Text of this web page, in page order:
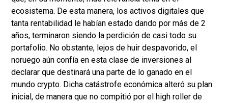
ecosistema. De esta manera, los activos digitales que
tanta rentabilidad le habían estado dando por más de 2
años, terminaron siendo la perdición de casi todo su
portafolio. No obstante, lejos de huir despavorido, el
noruego aún confía en esta clase de inversiones al
declarar que destinará una parte de lo ganado en el
mundo crypto. Dicha catástrofe económica alteró su plan
inicial, de manera que no compitió por el high roller de